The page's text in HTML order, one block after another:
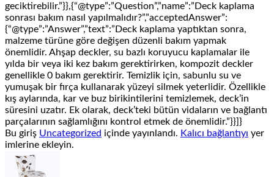
geciktirebilir.”}},{“@type”:”Question”,”name”:”Deck kaplama
sonrası bakım nasıl yapılmalıdır?”,”acceptedAnswer”:
{“@type”:”Answer”,”text”:”Deck kaplama yaptıktan sonra,
malzeme türüne göre değişen düzenli bakım yapmak
önemlidir. Ahşap deckler, su bazlı koruyucu kaplamalar ile
yılda bir veya iki kez bakım gerektirirken, kompozit deckler
genellikle 0 bakım gerektirir. Temizlik için, sabunlu su ve
yumuşak bir fırça kullanarak yüzeyi silmek yeterlidir. Özellikle
kış aylarında, kar ve buz birikintilerini temizlemek, deck’in
süresini uzatır. Ek olarak, deck’teki bütün vidaların ve bağlantı
parçalarının sağlamlığını kontrol etmek de önemlidir.”}}]}
Bu giriş Uncategorized içinde yayınlandı. Kalıcı bağlantıyı yer
imlerine ekleyin.